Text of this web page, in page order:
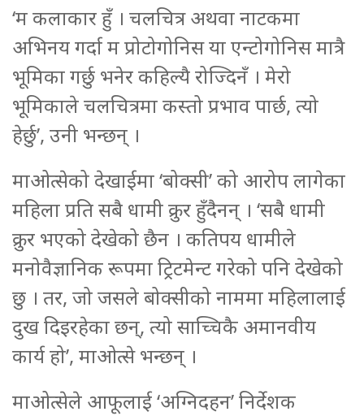
‘म कलाकार हुँ । चलचित्र अथवा नाटकमा
अभिनय गर्दा म प्रोटोगोनिस या एन्टोगोनिस मात्रै
भूमिका गर्छु भनेर कहिल्यै रोज्दिनँ । मेरो
भूमिकाले चलचित्रमा कस्तो प्रभाव पार्छ, त्यो
हेर्छु’, उनी भन्छन् ।
माओत्सेको देखाईमा ‘बोक्सी’ को आरोप लागेका
महिला प्रति सबै धामी क्रुर हुँदैनन् । ‘सबै धामी
क्रुर भएको देखेको छैन । कतिपय धामीले
मनोवैज्ञानिक रूपमा ट्रिटमेन्ट गरेको पनि देखेको
छु । तर, जो जसले बोक्सीको नाममा महिलालाई
दुख दिइरहेका छन्, त्यो साच्चिकै अमानवीय
कार्य हो’, माओत्से भन्छन् ।
माओत्सेले आफूलाई ‘अग्निदहन’ निर्देशक